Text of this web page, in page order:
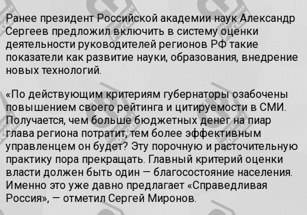
Ранее президент Российской академии наук Александр
Сергеев предложил включить в систему оценки
деятельности руководителей регионов РФ такие
показатели как развитие науки, образования, внедрение
новых технологий.
«По действующим критериям губернаторы озабочены
повышением своего рейтинга и цитируемости в СМИ.
Получается, чем больше бюджетных денег на пиар
глава региона потратит, тем более эффективным
управленцем он будет? Эту порочную и расточительную
практику пора прекращать. Главный критерий оценки
власти должен быть один — благосостояние населения.
Именно это уже давно предлагает «Справедливая
Россия», — отметил Сергей Миронов.